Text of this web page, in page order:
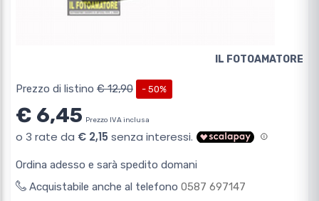
IL FOTOAMATORE
Prezzo di listino € 12,90 - 50%
€ 6,45 Prezzo IVA inclusa
Ordina adesso e sarà spedito domani
Acquistabile anche al telefono 0587 697147